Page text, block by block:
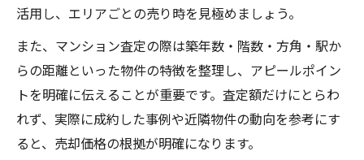
活用し、エリアごとの売り時を見極めましょう。
また、マンション査定の際は築年数・階数・方角・駅か
らの距離といった物件の特徴を整理し、アピールポイン
トを明確に伝えることが重要です。査定額だけにとらわ
れず、実際に成約した事例や近隣物件の動向を参考にす
ると、売却価格の根拠が明確になります。